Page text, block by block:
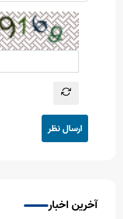
ارسال نظر
آخرین اخبار